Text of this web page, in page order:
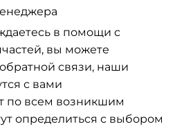
в помощи с
вы можете
связи, наши
с вами
по всем возникшим
определиться с выбором